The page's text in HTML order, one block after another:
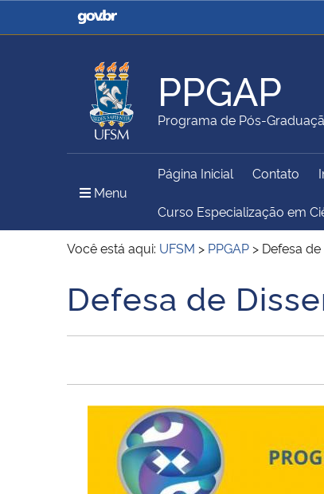
Casa Civil
Ministério da
Ministério da Agricultura,
Pecuária e Abastecimento
Ministério da
Ministério do Meio Ambiente
Institucional
PPGAP
Programa de Pós-
Menu
Página Inicial Contato
Curso Especialização em
Você está aqui: UFSM > PPGAP > Defesa
Início do conteúdo
Defesa de